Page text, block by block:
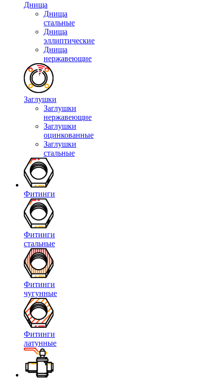
Днища
Днища
стальные
Днища
эллиптические
Днища
нержавеющие
Заглушки
Заглушки
нержавеющие
Заглушки
оцинкованные
Заглушки
стальные
Фитинги
Фитинги
стальные
Фитинги
чугунные
Фитинги
латунные